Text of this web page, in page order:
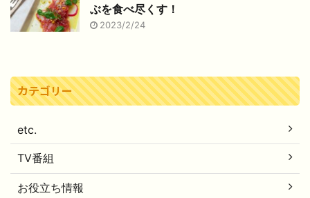
ぶを食べ尽くす！
2023/2/24
カテゴリー
etc.
TV番組
お役立ち情報